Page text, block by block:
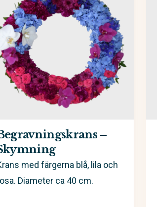
–
med färgerna blå, lila och
Diameter ca 40 cm.